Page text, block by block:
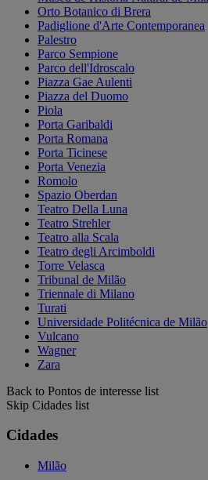
Orto Botanico di Brera
Padiglione d'Arte Contemporanea
Palestro
Parco Sempione
Parco dell'Idroscalo
Piazza Gae Aulenti
Piazza del Duomo
Piola
Porta Garibaldi
Porta Romana
Porta Ticinese
Porta Venezia
Romolo
Spazio Oberdan
Teatro Della Luna
Teatro Strehler
Teatro alla Scala
Teatro degli Arcimboldi
Torre Velasca
Tribunal de Milão
Triennale di Milano
Turati
Universidade Politécnica de Milão
Vulcano
Wagner
Zara
Back to Pontos de interesse list
Skip Cidades list
Cidades
Milão